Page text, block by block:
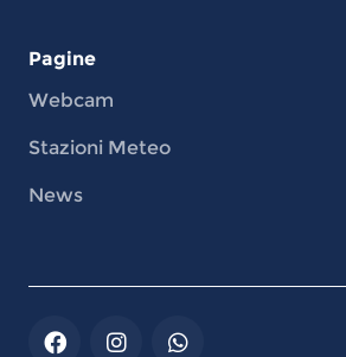
Pagine
Webcam
Stazioni Meteo
News